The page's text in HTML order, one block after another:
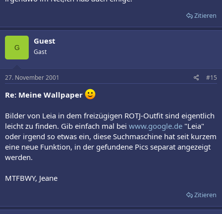
Zitieren
G
Guest
Gast
27. November 2001 #15
Re: Meine Wallpaper
Bilder von Leia in dem freizügigen ROTJ-Outfit sind eigentlich
leicht zu finden. Gib einfach mal bei www.google.de "Leia"
oder irgend so etwas ein, diese Suchmaschine hat seit kurzem
eine neue Funktion, in der gefundene Pics separat angezeigt
werden.
MTFBWY, Jeane
Zitieren